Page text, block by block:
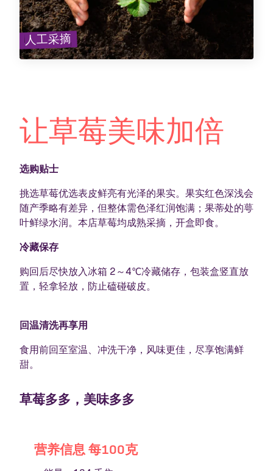
人工采摘
让草莓美味加倍
选购贴士
挑选草莓优选表皮鲜亮有光泽的果实。果实红色深浅会
随产季略有差异，但整体需色泽红润饱满；果蒂处的萼
叶鲜绿水润。本店草莓均成熟采摘，开盒即食。
冷藏保存
购回后尽快放入冰箱 2～4℃冷藏储存，包装盒竖直放
置，轻拿轻放，防止磕碰破皮。
回温清洗再享用
食用前回至室温、冲洗干净，风味更佳，尽享饱满鲜
甜。
草莓多多，美味多多
营养信息 每100克